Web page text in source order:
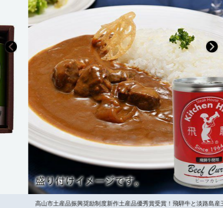
高山市土産品振興奨励制度新作土産品優秀賞受賞！飛騨牛と淡路島産玉葱を使